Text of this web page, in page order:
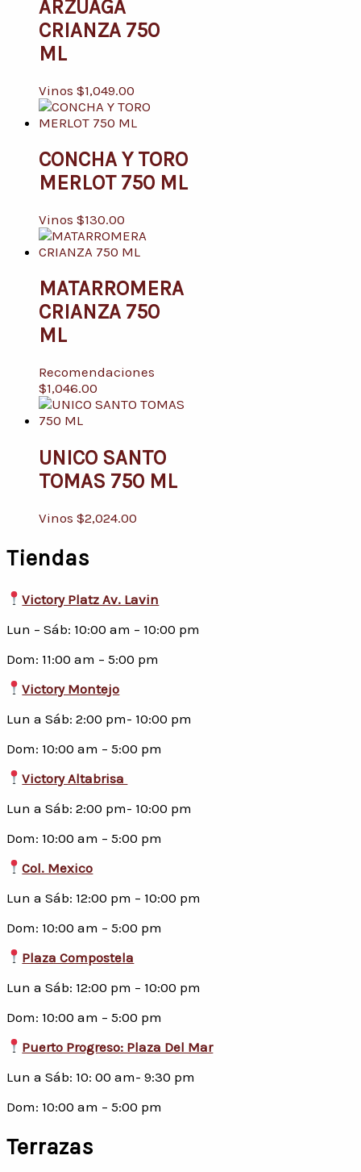
ARZUAGA
CRIANZA 750
ML
Vinos $1,049.00
CONCHA Y TORO
MERLOT 750 ML
Vinos $130.00
MATARROMERA
CRIANZA 750
ML
Recomendaciones
$1,046.00
UNICO SANTO
TOMAS 750 ML
Vinos $2,024.00
Tiendas
Victory Platz Av. Lavin
Lun – Sáb: 10:00 am – 10:00 pm
Dom: 11:00 am – 5:00 pm
Victory Montejo
Lun a Sáb: 2:00 pm- 10:00 pm
Dom: 10:00 am – 5:00 pm
Victory Altabrisa
Lun a Sáb: 2:00 pm- 10:00 pm
Dom: 10:00 am – 5:00 pm
Col. Mexico
Lun a Sáb: 12:00 pm – 10:00 pm
Dom: 10:00 am – 5:00 pm
Plaza Compostela
Lun a Sáb: 12:00 pm – 10:00 pm
Dom: 10:00 am – 5:00 pm
Puerto Progreso: Plaza Del Mar
Lun a Sáb: 10: 00 am- 9:30 pm
Dom: 10:00 am – 5:00 pm
Terrazas